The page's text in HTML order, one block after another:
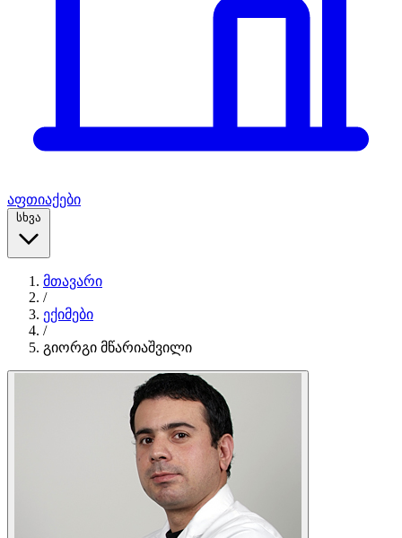
აფთიაქები
სხვა
მთავარი
/
ექიმები
/
გიორგი მწარიაშვილი